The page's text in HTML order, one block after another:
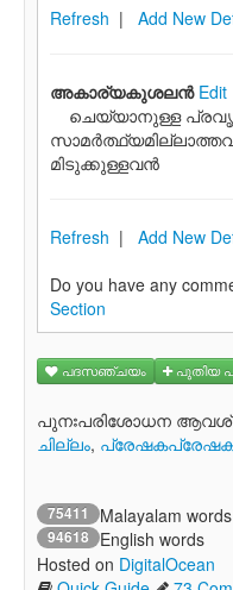
Refresh | Add New
അകാര്യകുശലന്‍ Edit
ചെയ്യാനുള്ള
മിടുക്കുള്ളവന്‍
Refresh | Add New
Do you have any
Section
പദസഞ്ചയം പുതിയ
പുനഃപരിശോധന
ചില്ലം,
75411 Malayalam words
94618
English words
Hosted on DigitalOcean